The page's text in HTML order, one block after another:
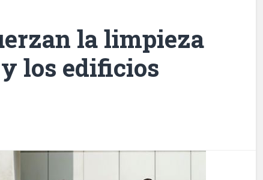
la limpieza
los edificios